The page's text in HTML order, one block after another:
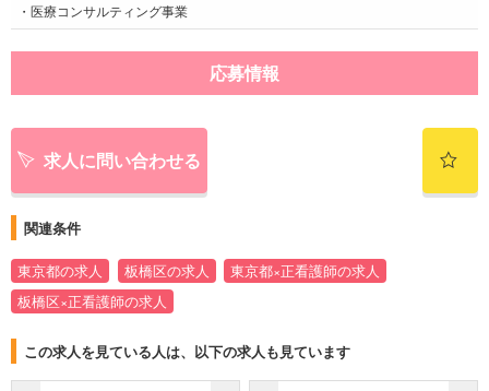
・医療コンサルティング事業
応募情報
求人に問い合わせる
関連条件
東京都の求人 板橋区の求人
東京都×正看護師の求人
板橋区×正看護師の求人
この求人を見ている人は、以下の求人も見ています